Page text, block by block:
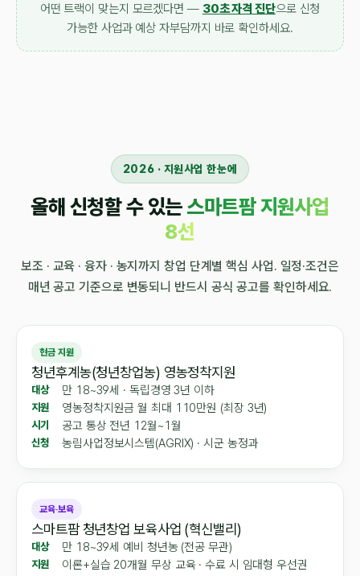
어떤 트랙이 맞는지 모르겠다면 — 30초 자격 진단으로 신청
가능한 사업과 예상 자부담까지 바로 확인하세요.
2026 · 지원사업 한눈에
올해 신청할 수 있는 스마트팜 지원사업
8선
보조 · 교육 · 융자 · 농지까지 창업 단계별 핵심 사업. 일정·조건은
매년 공고 기준으로 변동되니 반드시 공식 공고를 확인하세요.
현금 지원
청년후계농(청년창업농) 영농정착지원
대상 만 18~39세 · 독립경영 3년 이하
지원 영농정착지원금 월 최대 110만원 (최장 3년)
시기 공고 통상 전년 12월~1월
신청 농림사업정보시스템(AGRIX) · 시군 농정과
교육·보육
스마트팜 청년창업 보육사업 (혁신밸리)
대상 만 18~39세 예비 청년농 (전공 무관)
지원 이론+실습 20개월 무상 교육 · 수료 시 임대형 우선권